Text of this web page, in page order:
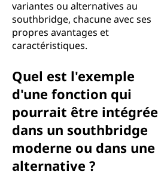
variantes ou alternatives au
southbridge, chacune avec ses
propres avantages et
caractéristiques.
Quel est l'exemple
d'une fonction qui
pourrait être intégrée
dans un southbridge
moderne ou dans une
alternative ?